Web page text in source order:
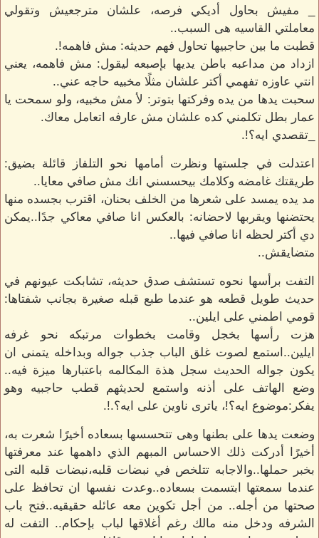
_ مفيش بحاول أديكي فرصه، علشان مترجعيش وتقولي
معاملتي القاسيه هى السبب..
قطبت ما بين حاجبيها تحاول فهم حديثه: مش فاهمه!.
ازداد من مداعبه باطن يديها بإصبعه ليقول: مش فاهمه، يعني
انتي عاوزه تفهمي أكتر علشان مثلًا مخبيه حاجه عني..
سحبت يدها من يده وفركتها بتوتر: لأ مش مخبيه، ولو سمحت يا
عمار بطل تكلمني كده علشان مش عارفه اتعامل معاك.
_تقصدي ايه؟!.
اعتدلت في جلستها ونظرت أمامها نحو التلفاز قائلة بضيق:
طريقتك غامضه وكلامك بيحسسني انك مش صافي معايا..
مد يده يمسد على شعرها من الخلف بحنان، اقترب بجسده منها
يحتضنها ويقربها لاحضانه: بالعكس انا صافي معاكي جدًا..يمكن
دي أكتر لحظه انا صافي فيها..
متضايقش..
التفت برأسها نحوه تستشف صدق حديثه، تشابكت عيونهم في
حديث طويل قطعه هو عندما طبع قبله صغيرة بجانب شفتاها:
قومي اطمني على ايلين..
هزت رأسها بخجل وقامت بخطوات مرتبكه نحو غرفه
ايلين..استمع لصوت غلق الباب جذب جواله وبداخله يتمنى ان
يكون جواله الحديث سجل هذة المكالمه باعتبارها ميزة فيه..
وضع الهاتف على أذنه واستمع لحديثهم قطب حاجبيه وهو
يفكر:موضوع ايه؟!، ياترى ناوين على ايه؟.!.
وضعت يدها على بطنها وهى تتحسسها بسعاده أخيرًا شعرت به،
أخيرًا أدركت ذلك الاحساس المبهم الذي داهمها عند معرفتها
بخبر حملها..والاجابه تتلخص في نبضات قلبه،نبضات قلبه التى
عندما سمعتها ابتسمت بسعاده..وعدت نفسها ان تحافظ على
صحتها من أجله.. من أجل تكوين معه عائله حقيقيه..فتح باب
الشرفه ودخل منه مالك رغم أغلاقها لباب بإحكام.. التفت له